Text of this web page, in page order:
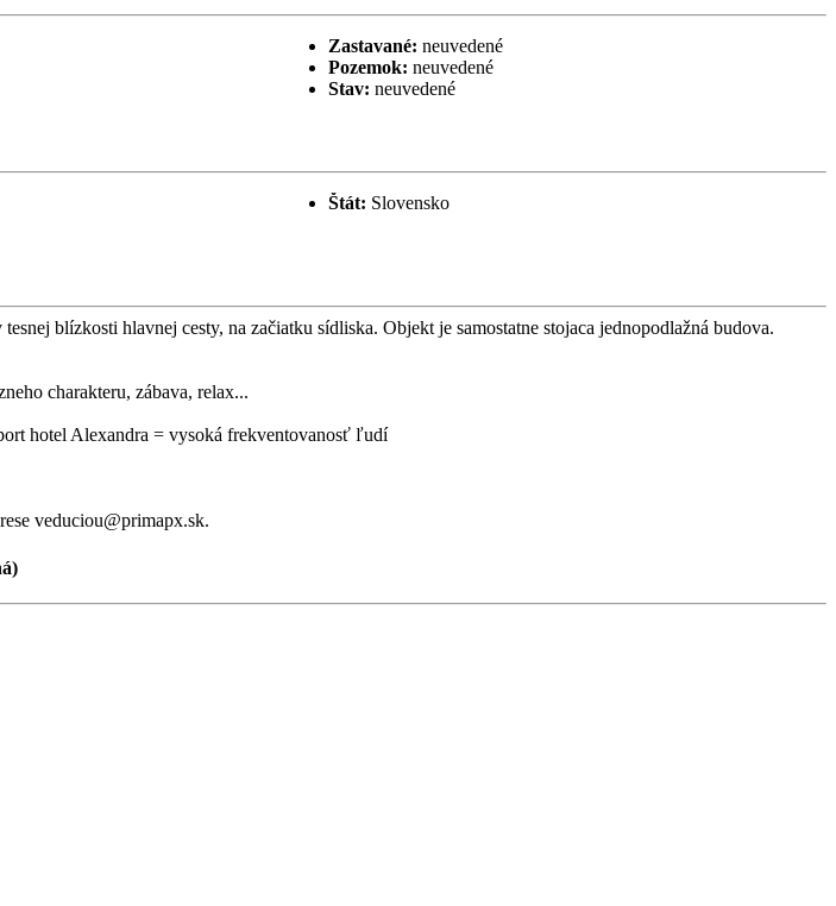
Zastavané: neuvedené
Pozemok: neuvedené
Stav: neuvedené
Štát: Slovensko
blízkosti hlavnej cesty, na začiatku sídliska. Objekt je samostatne stojaca jednopodlažná budova.
charakteru, zábava, relax...
hotel Alexandra = vysoká frekventovanosť ľudí
veduciou@primapx.sk.